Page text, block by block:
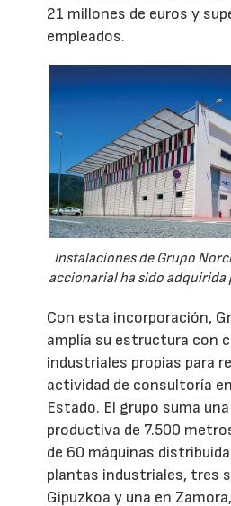
21 millones de euros y
empleados.
Instalaciones de Grupo
accionarial ha sido adquirida
Con esta incorporación,
amplía su estructura con
industriales propias para
actividad de consultoría
Estado. El grupo suma
productiva de 7.500
de 60 máquinas
plantas industriales, tres
Gipuzkoa y una en